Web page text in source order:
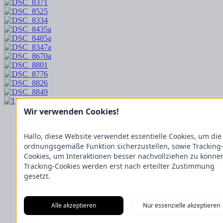
Kontakt
Datenschutzerklärung
Wir verwenden Cookies!
Hallo, diese Website verwendet essentielle Cookies, um die
ordnungsgemäße Funktion sicherzustellen, sowie Tracking-
Cookies, um Interaktionen besser nachvollziehen zu
Tracking-Cookies werden erst nach erteilter Zustimmung
gesetzt.
Alle akzeptieren Nur essenzielle akzeptieren